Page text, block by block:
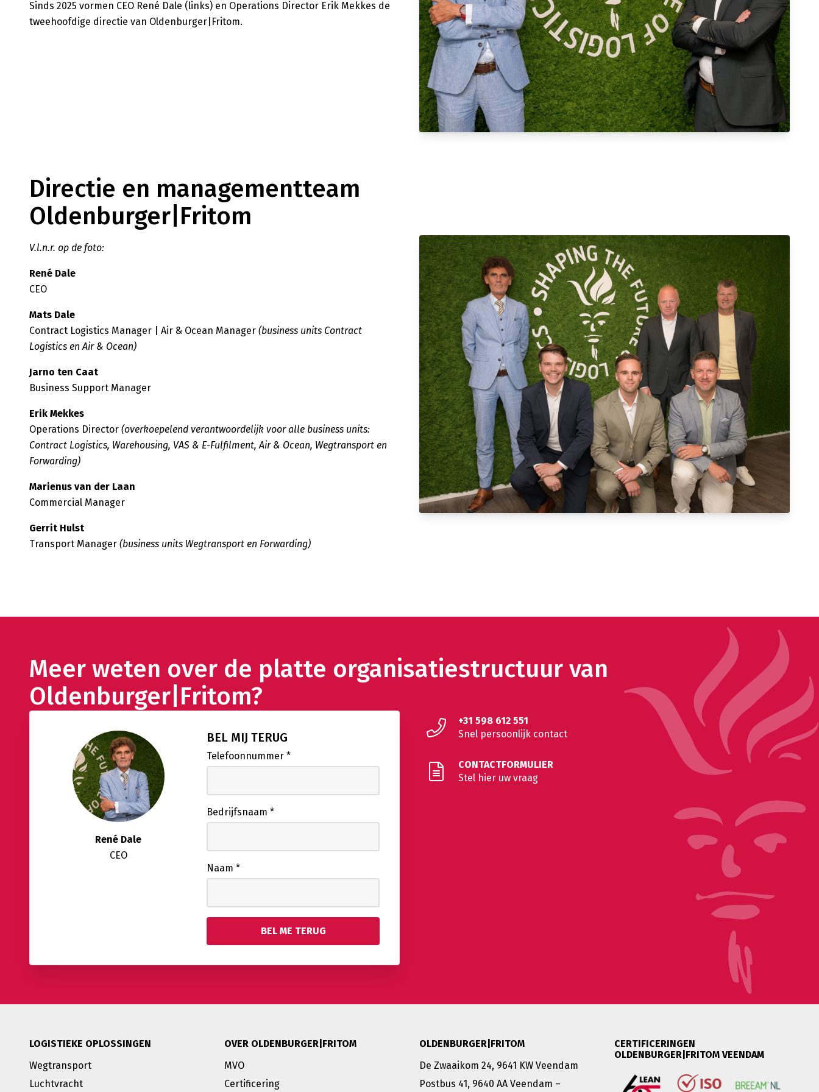
Sinds 2025 vormen CEO René Dale (links) en Operations Director Erik Mekkes de
tweehoofdige directie van Oldenburger|Fritom.
Directie en managementteam
Oldenburger|Fritom
V.l.n.r. op de foto:
René Dale
CEO
Mats Dale
Contract Logistics Manager | Air & Ocean Manager (business units Contract
Logistics en Air & Ocean)
Jarno ten Caat
Business Support Manager
Erik Mekkes
Operations Director (overkoepelend verantwoordelijk voor alle business units:
Contract Logistics, Warehousing, VAS & E-Fulfilment, Air & Ocean, Wegtransport en
Forwarding)
Marienus van der Laan
Commercial Manager
Gerrit Hulst
Transport Manager (business units Wegtransport en Forwarding)
Meer weten over de platte organisatiestructuur van
Oldenburger|Fritom?
René Dale
CEO
BEL MIJ TERUG
Telefoonnummer*
Bedrijfsnaam*
Naam*
+31 598 612 551
Snel persoonlijk contact
CONTACTFORMULIER
Stel hier uw vraag
LOGISTIEKE OPLOSSINGEN
Wegtransport
Luchtvracht
OVER OLDENBURGER|FRITOM
MVO
Certificering
OLDENBURGER|FRITOM
De Zwaaikom 24, 9641 KW Veendam
Postbus 41, 9640 AA Veendam –
CERTIFICERINGEN
OLDENBURGER|FRITOM VEENDAM